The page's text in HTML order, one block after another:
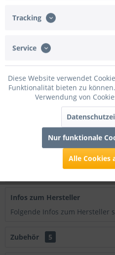
Artikel-Nr.:
Unser 50m Rips Messeteppich
wenn Sie einen hochwertigen
3
Bewertungen lesen, schreiben
Infos zum Hersteller
Folgende Infos zum Hersteller
Zubehör 5
Tracking
Service
Diese Website verwendet
Funktionalität bieten zu
Verwendung von
Nur funktionale
Alle Cookies